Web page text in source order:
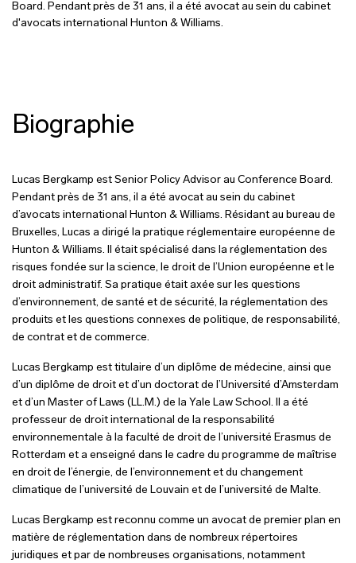
Board. Pendant près de 31 ans, il a été avocat au sein du cabinet
d'avocats international Hunton & Williams.
Biographie
Lucas Bergkamp est Senior Policy Advisor au Conference Board.
Pendant près de 31 ans, il a été avocat au sein du cabinet
d’avocats international Hunton & Williams. Résidant au bureau de
Bruxelles, Lucas a dirigé la pratique réglementaire européenne de
Hunton & Williams. Il était spécialisé dans la réglementation des
risques fondée sur la science, le droit de l’Union européenne et le
droit administratif. Sa pratique était axée sur les questions
d’environnement, de santé et de sécurité, la réglementation des
produits et les questions connexes de politique, de responsabilité,
de contrat et de commerce.
Lucas Bergkamp est titulaire d’un diplôme de médecine, ainsi que
d’un diplôme de droit et d’un doctorat de l’Université d’Amsterdam
et d’un Master of Laws (LL.M.) de la Yale Law School. Il a été
professeur de droit international de la responsabilité
environnementale à la faculté de droit de l’université Erasmus de
Rotterdam et a enseigné dans le cadre du programme de maîtrise
en droit de l’énergie, de l’environnement et du changement
climatique de l’université de Louvain et de l’université de Malte.
Lucas Bergkamp est reconnu comme un avocat de premier plan en
matière de réglementation dans de nombreux répertoires
juridiques et par de nombreuses organisations, notamment